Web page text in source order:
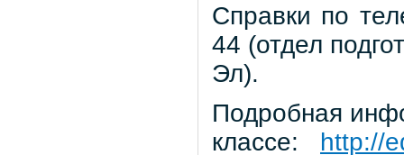
Справки по
44 (отдел
Эл).
Подробная
классе: http://